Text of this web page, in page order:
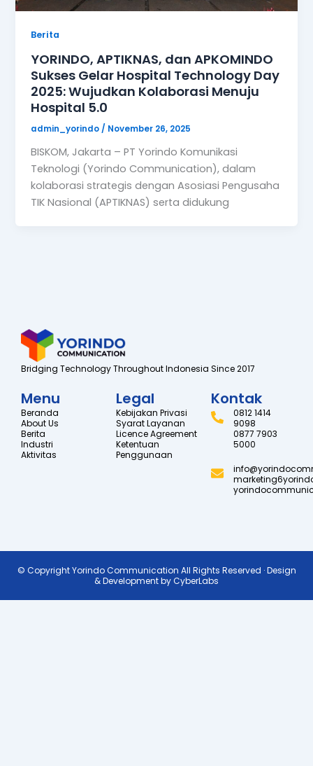
Berita
YORINDO, APTIKNAS, dan APKOMINDO
Sukses Gelar Hospital Technology Day
2025: Wujudkan Kolaborasi Menuju
Hospital 5.0
admin_yorindo / November 26, 2025
BISKOM, Jakarta – PT Yorindo Komunikasi
Teknologi (Yorindo Communication), dalam
kolaborasi strategis dengan Asosiasi Pengusaha
TIK Nasional (APTIKNAS) serta didukung
Bridging Technology Throughout Indonesia Since 2017
Menu
Beranda
About Us
Berita
Industri
Aktivitas
Legal
Kebijakan Privasi
Syarat Layanan
Licence Agreement
Ketentuan
Penggunaan
Kontak
0812 1414
9098
0877 7903
5000
© Copyright Yorindo Communication All Rights Reserved · Design
& Development by CyberLabs